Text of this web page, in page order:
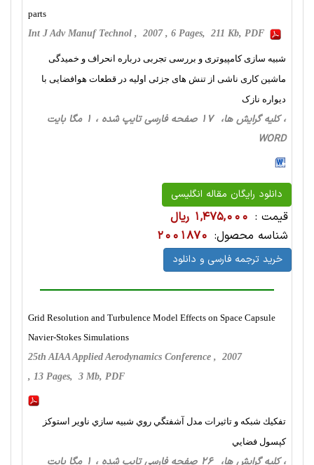
parts
Int J Adv Manuf Technol , 2007 , 6 Pages, 211 Kb, PDF
شبیه سازی کامپیوتری و بررسی تجربی درباره انحراف و خمیدگی
ماشین کاری ناشی از تنش های جزئی اولیه در قطعات هوافضایی با
دیواره نازک
، کلیه گرایش ها، 17 صفحه فارسی تایپ شده ، 1 مگا بایت
WORD
دانلود رایگان مقاله انگلیسی
قیمت : 1,475,000 ریال
شناسه محصول: 2001870
خرید ترجمه فارسی و دانلود
Grid Resolution and Turbulence Model Effects on Space Capsule
Navier-Stokes Simulations
25th AIAA Applied Aerodynamics Conference , 2007
, 13 Pages, 3 Mb, PDF
تفكيك شبكه و تاثيرات مدل آشفتگي روي شبيه سازي ناوير استوكز
كپسول فضايي
، کلیه گرایش ها، 26 صفحه فارسی تایپ شده ، 1 مگا بایت